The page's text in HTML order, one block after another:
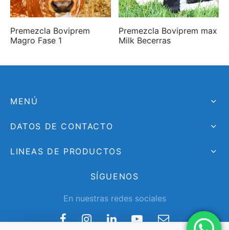
Premezcla Boviprem
Magro Fase 1
Premezcla Boviprem max
Milk Becerras
MENÚ
DATOS DE CONTACTO
LINEAS DE PRODUCTOS
SÍGUENOS
En nuestras redes sociales